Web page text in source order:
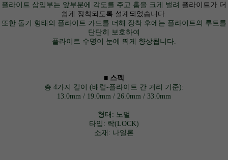
플라이트 삽입부는 앞부분에 각도를 주고 홈을 크게 벌려 플라이트가 더
쉽게 장착되도록 설계되었습니다.
또한 돌기 형태의 플라이트 가드를 더해 장착 후에는 플라이트의 루트를
단단히 보호하여
플라이트 수명이 눈에 띄게 향상됩니다.
■ 스펙
총 4가지 길이 (배럴-플라이트 간 거리 기준):
13.0mm / 19.0mm / 26.0mm / 33.0mm
형태: 노멀
타입: 락(LOCK)
소재: 나일론